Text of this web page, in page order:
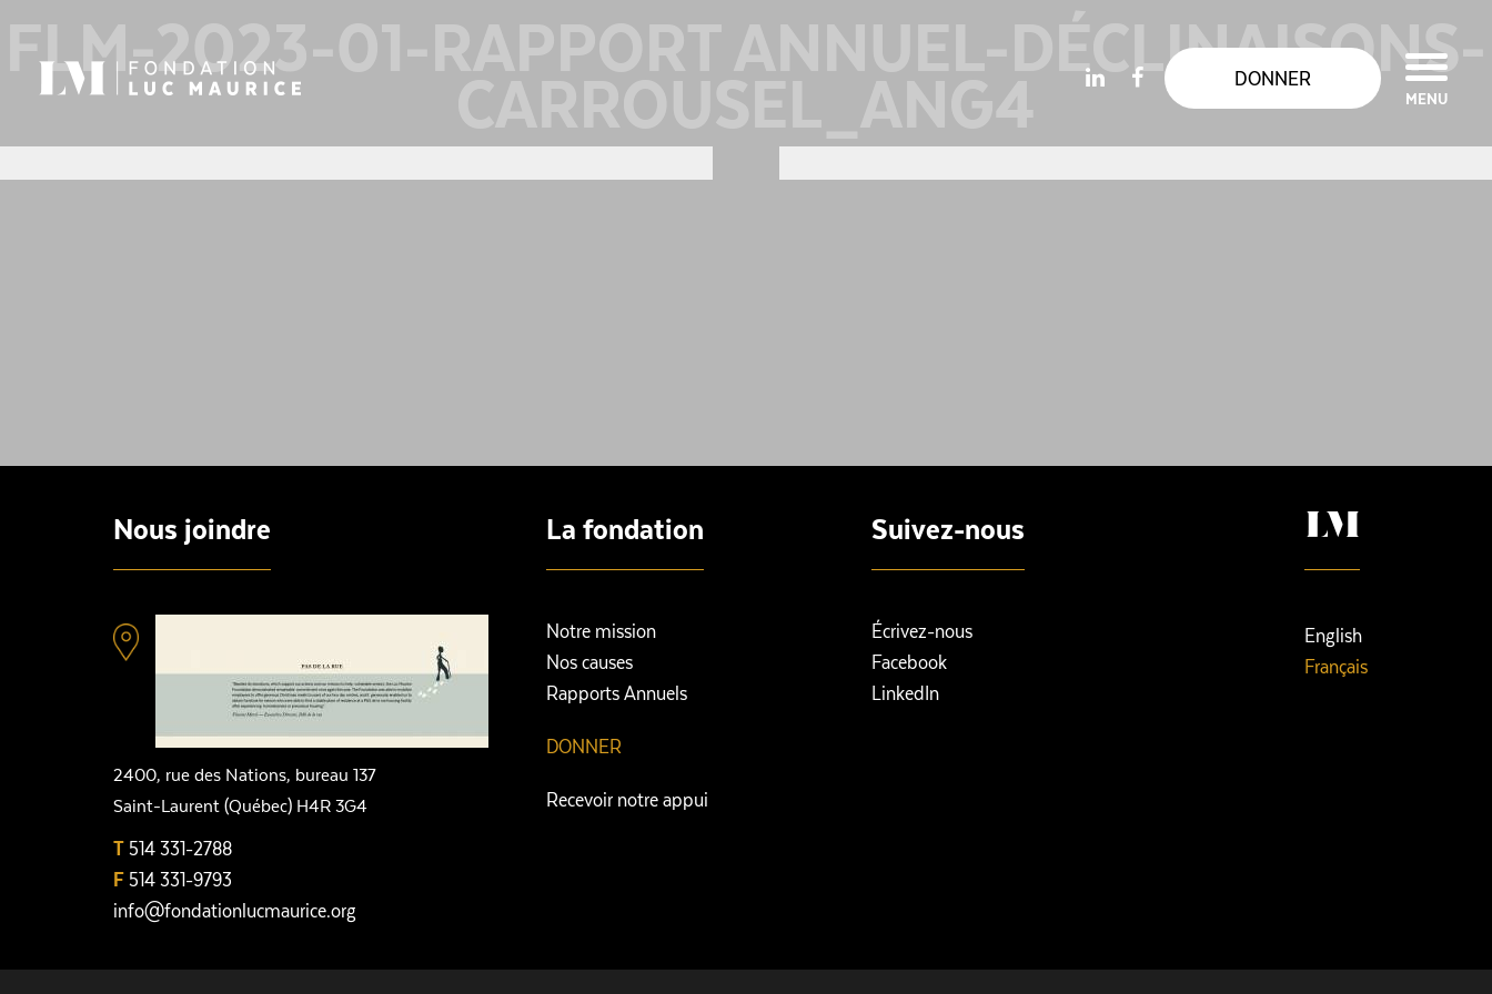
DONNER
MENU
FLM-2023-01-RAPPORT ANNUEL-DÉCLINAISONS-
Nous joindre
2400, rue des Nations, bureau 137
Saint-Laurent (Québec) H4R 3G4
T514 331-2788
F514 331-9793
info@fondationlucmaurice.org
La fondation
Notre mission
Nos causes
Rapports Annuels
DONNER
Recevoir notre appui
Suivez-nous
Écrivez-nous
Facebook
LinkedIn
English
Français